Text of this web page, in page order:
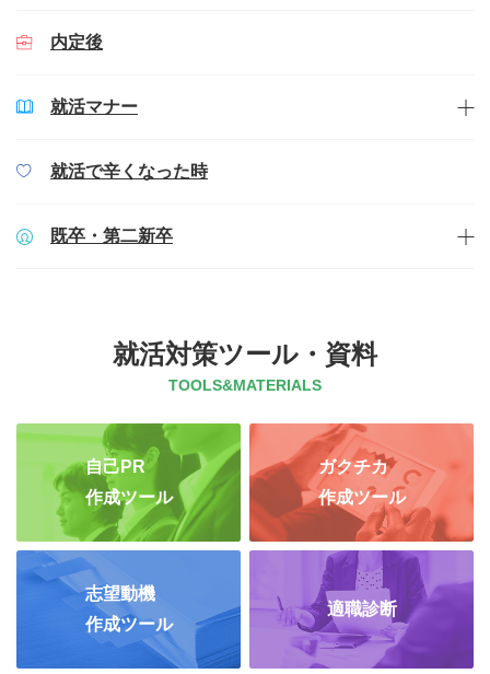
内定後
就活マナー
就活で辛くなった時
既卒・第二新卒
就活対策ツール・資料
TOOLS&MATERIALS
自己PR
作成ツール
ガクチカ
作成ツール
志望動機
作成ツール
適職診断